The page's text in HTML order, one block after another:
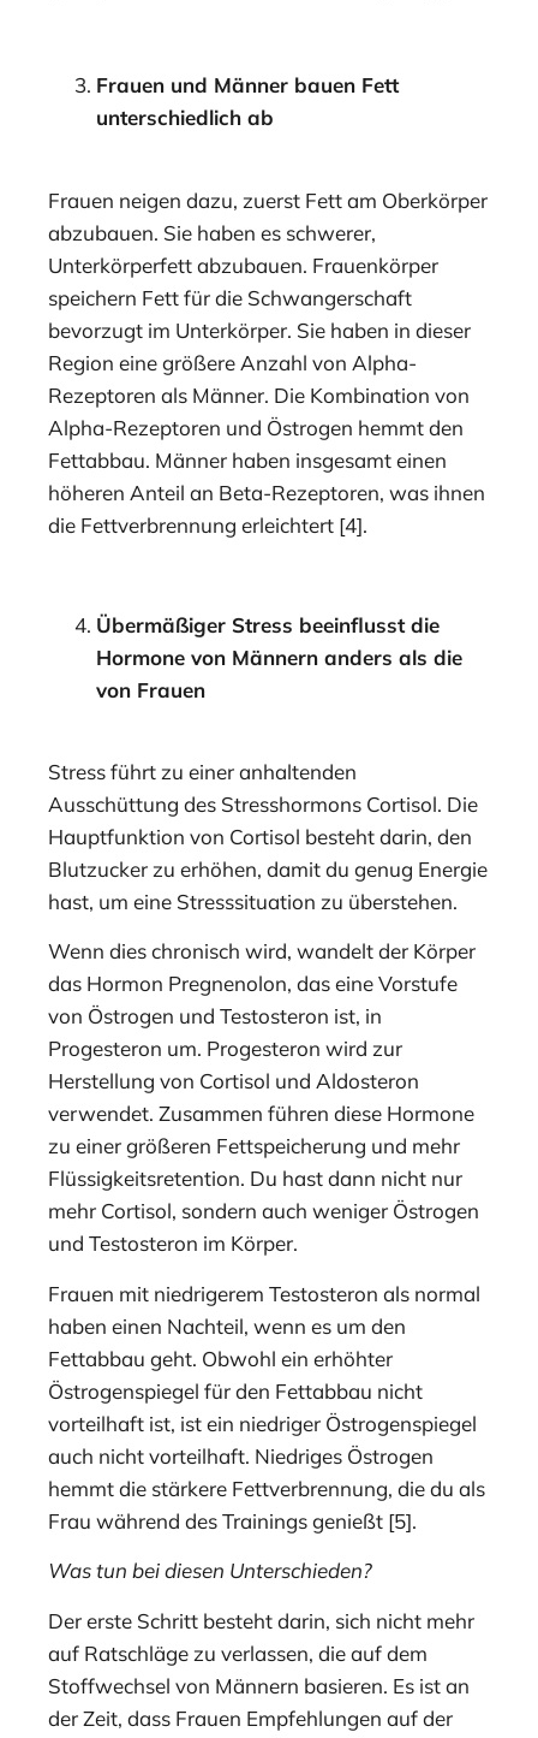
Frauen und Männer bauen Fett
unterschiedlich ab
Frauen neigen dazu, zuerst Fett am Oberkörper
abzubauen. Sie haben es schwerer,
Unterkörperfett abzubauen. Frauenkörper
speichern Fett für die Schwangerschaft
bevorzugt im Unterkörper. Sie haben in dieser
Region eine größere Anzahl von Alpha-
Rezeptoren als Männer. Die Kombination von
Alpha-Rezeptoren und Östrogen hemmt den
Fettabbau. Männer haben insgesamt einen
höheren Anteil an Beta-Rezeptoren, was ihnen
die Fettverbrennung erleichtert [4].
Übermäßiger Stress beeinflusst die
Hormone von Männern anders als die
von Frauen
Stress führt zu einer anhaltenden
Ausschüttung des Stresshormons Cortisol. Die
Hauptfunktion von Cortisol besteht darin, den
Blutzucker zu erhöhen, damit du genug Energie
hast, um eine Stresssituation zu überstehen.
Wenn dies chronisch wird, wandelt der Körper
das Hormon Pregnenolon, das eine Vorstufe
von Östrogen und Testosteron ist, in
Progesteron um. Progesteron wird zur
Herstellung von Cortisol und Aldosteron
verwendet. Zusammen führen diese Hormone
zu einer größeren Fettspeicherung und mehr
Flüssigkeitsretention. Du hast dann nicht nur
mehr Cortisol, sondern auch weniger Östrogen
und Testosteron im Körper.
Frauen mit niedrigerem Testosteron als normal
haben einen Nachteil, wenn es um den
Fettabbau geht. Obwohl ein erhöhter
Östrogenspiegel für den Fettabbau nicht
vorteilhaft ist, ist ein niedriger Östrogenspiegel
auch nicht vorteilhaft. Niedriges Östrogen
hemmt die stärkere Fettverbrennung, die du als
Frau während des Trainings genießt [5].
Was tun bei diesen Unterschieden?
Der erste Schritt besteht darin, sich nicht mehr
auf Ratschläge zu verlassen, die auf dem
Stoffwechsel von Männern basieren. Es ist an
der Zeit, dass Frauen Empfehlungen auf der